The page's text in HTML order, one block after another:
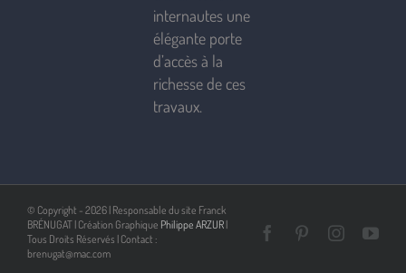
internautes une
élégante porte
d’accès à la
richesse de ces
travaux.
© Copyright - 2026 | Responsable du site Franck
BRÉNUGAT | Création Graphique Philippe ARZUR |
Tous Droits Réservés | Contact :
brenugat@mac.com
FacebookPinterest